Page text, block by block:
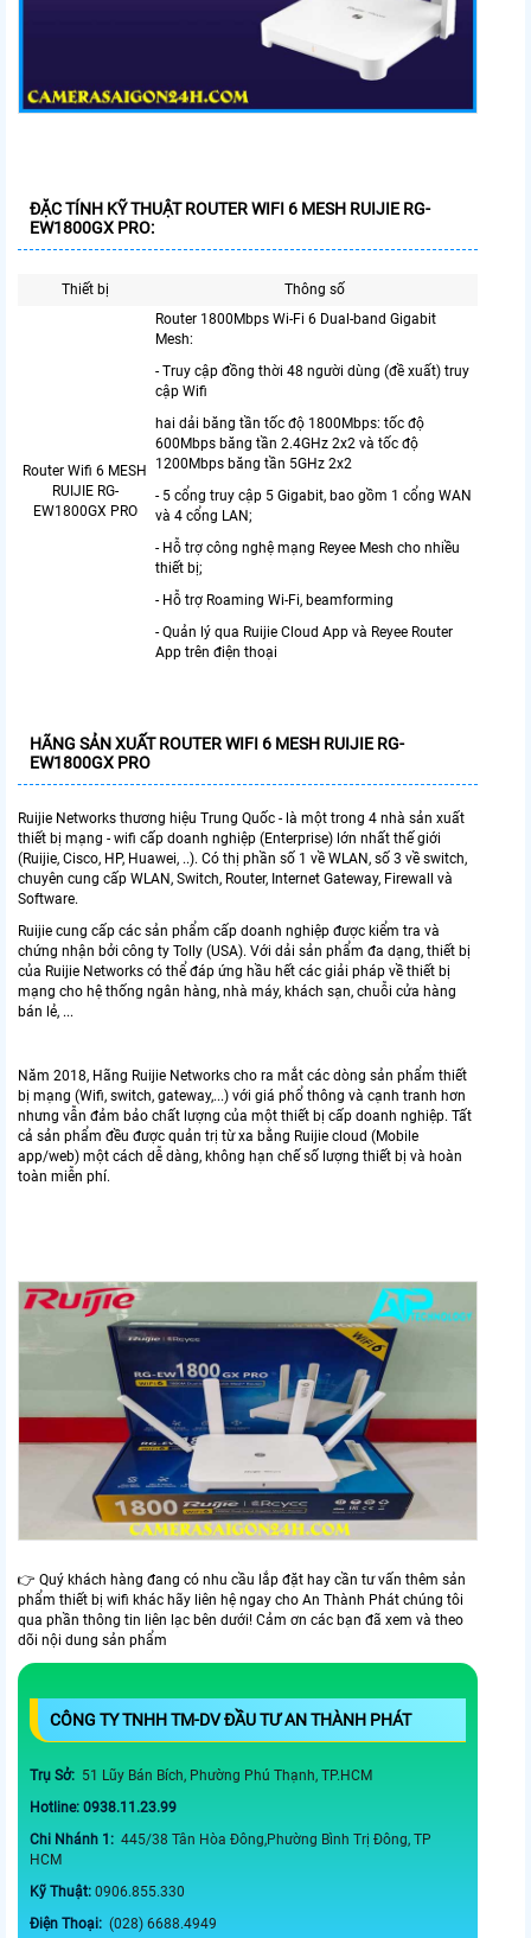
ĐẶC TÍNH KỸ THUẬT ROUTER WIFI 6 MESH RUIJIE RG-
EW1800GX PRO:
Thiết bị Thông số
Router Wifi 6 MESH
RUIJIE RG-
EW1800GX PRO
Router 1800Mbps Wi-Fi 6 Dual-band Gigabit
Mesh:
- Truy cập đồng thời 48 người dùng (đề xuất) truy
cập Wifi
hai dải băng tần tốc độ 1800Mbps: tốc độ
600Mbps băng tần 2.4GHz 2x2 và tốc độ
1200Mbps băng tần 5GHz 2x2
- 5 cổng truy cập 5 Gigabit, bao gồm 1 cổng WAN
và 4 cổng LAN;
- Hỗ trợ công nghệ mạng Reyee Mesh cho nhiều
thiết bị;
- Hỗ trợ Roaming Wi-Fi, beamforming
- Quản lý qua Ruijie Cloud App và Reyee Router
App trên điện thoại
HÃNG SẢN XUẤTROUTER WIFI 6 MESH RUIJIE RG-
EW1800GX PRO
Ruijie Networks thương hiệu Trung Quốc - là một trong 4 nhà sản xuất
thiết bị mạng - wifi cấp doanh nghiệp (Enterprise) lớn nhất thế giới
(Ruijie, Cisco, HP, Huawei, ..). Có thị phần số 1 về WLAN, số 3 về switch,
chuyên cung cấp WLAN, Switch, Router, Internet Gateway, Firewall và
Software.
Ruijie cung cấp các sản phẩm cấp doanh nghiệp được kiểm tra và
chứng nhận bởi công ty Tolly (USA). Với dải sản phẩm đa dạng, thiết bị
của Ruijie Networks có thể đáp ứng hầu hết các giải pháp về thiết bị
mạng cho hệ thống ngân hàng, nhà máy, khách sạn, chuỗi cửa hàng
bán lẻ, ...
Năm 2018, Hãng Ruijie Networks cho ra mắt các dòng sản phẩm thiết
bị mạng (Wifi, switch, gateway,...) với giá phổ thông và cạnh tranh hơn
nhưng vẫn đảm bảo chất lượng của một thiết bị cấp doanh nghiệp. Tất
cả sản phẩm đều được quản trị từ xa bằng Ruijie cloud (Mobile
app/web) một cách dễ dàng, không hạn chế số lượng thiết bị và hoàn
toàn miễn phí.
👉 Quý khách hàng đang có nhu cầu lắp đặt hay cần tư vấn thêm sản
phẩm thiết bị wifi khác hãy liên hệ ngay cho An Thành Phát chúng tôi
qua phần thông tin liên lạc bên dưới! Cảm ơn các bạn đã xem và theo
dõi nội dung sản phẩm
CÔNG TY TNHH TM-DV ĐẦU TƯ AN THÀNH PHÁT
Trụ Sở: 51 Lũy Bán Bích, Phường Phú Thạnh, TP.HCM
Hotline: 0938.11.23.99
Chi Nhánh 1: 445/38 Tân Hòa Đông,Phường Bình Trị Đông, TP
HCM
Kỹ Thuật: 0906.855.330
Điện Thoại: (028) 6688.4949